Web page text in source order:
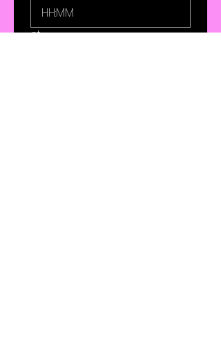
:
et